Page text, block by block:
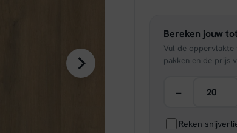
€
Bereken jouw
Vul de oppervlakte
pakken en de prijs
−
Reken